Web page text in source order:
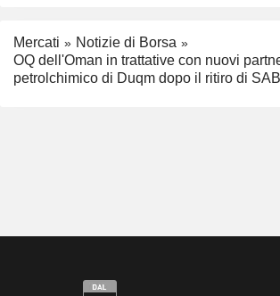
Mercati
Notizie di Borsa
OQ dell'Oman in trattative con nuovi
petrolchimico di Duqm dopo il ritiro di